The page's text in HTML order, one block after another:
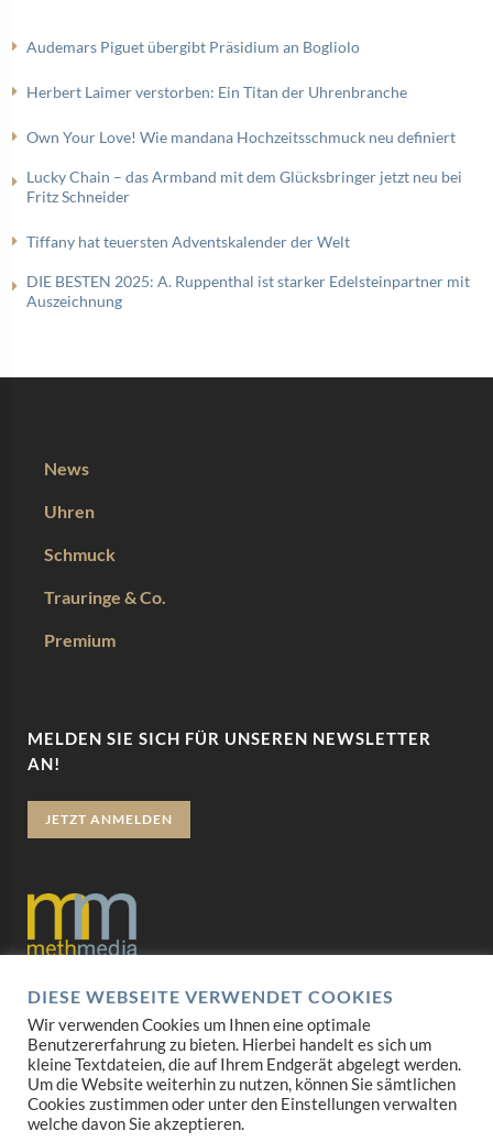
Audemars Piguet übergibt Präsidium an Bogliolo
Herbert Laimer verstorben: Ein Titan der Uhrenbranche
Own Your Love! Wie mandana Hochzeitsschmuck neu definiert
Lucky Chain – das Armband mit dem Glücksbringer jetzt neu bei
Fritz Schneider
Tiffany hat teuersten Adventskalender der Welt
DIE BESTEN 2025: A. Ruppenthal ist starker Edelsteinpartner mit
Auszeichnung
News
Uhren
Schmuck
Trauringe & Co.
Premium
MELDEN SIE SICH FÜR UNSEREN NEWSLETTER
AN!
JETZT ANMELDEN
Datenschutz
Impressum
AGB
Mediadaten
DIESE WEBSEITE VERWENDET COOKIES
Wir verwenden Cookies um Ihnen eine optimale
Benutzererfahrung zu bieten. Hierbei handelt es sich um
kleine Textdateien, die auf Ihrem Endgerät abgelegt werden.
Um die Website weiterhin zu nutzen, können Sie sämtlichen
Cookies zustimmen oder unter den Einstellungen verwalten
welche davon Sie akzeptieren.